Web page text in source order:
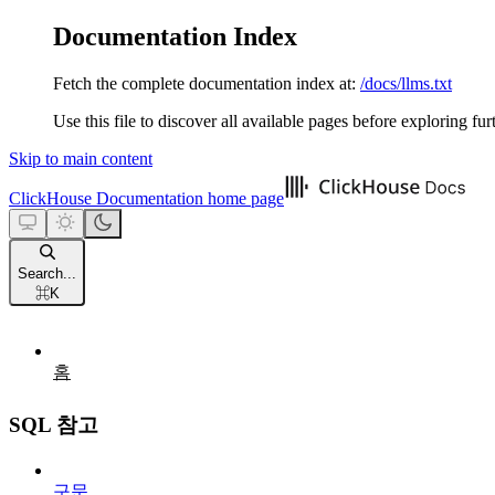
Documentation Index
Fetch the complete documentation index at: /docs/llms.txt
Use this file to discover all available pages before exploring
Skip to main content
ClickHouse Documentation home page
Search...
⌘K
홈
SQL 참고
구문